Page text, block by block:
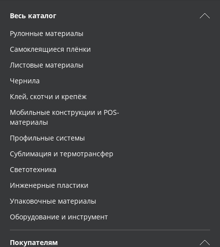
Весь каталог
Рулонные материалы
Самоклеящиеся плёнки
Листовые материалы
Чернила
Клей, скотчи и крепёж
Мобильные конструкции и POS-
материалы
Профильные системы
Сублимация и термотрансфер
Светотехника
Инженерные пластики
Упаковочные материалы
Оборудование и инструмент
Покупателям